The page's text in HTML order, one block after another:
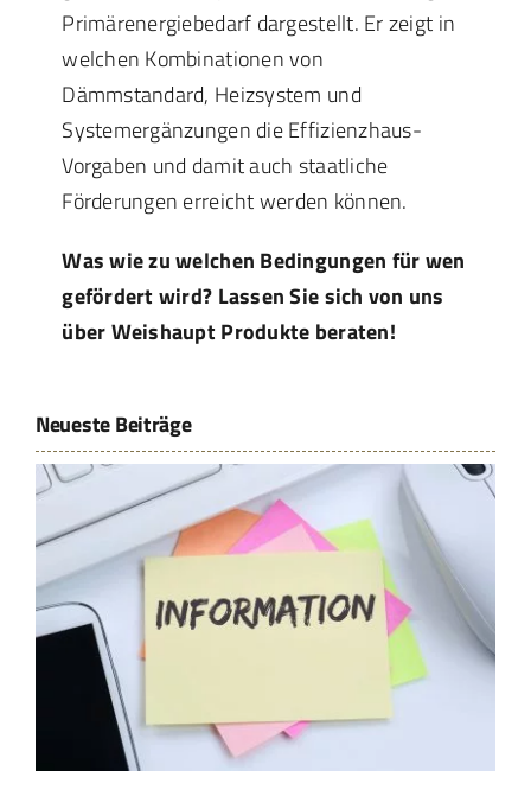
Primärenergiebedarf dargestellt. Er zeigt in
welchen Kombinationen von
Dämmstandard, Heizsystem und
Systemergänzungen die Effizienzhaus-
Vorgaben und damit auch staatliche
Förderungen erreicht werden können.
Was wie zu welchen Bedingungen für wen
gefördert wird? Lassen Sie sich von uns
über Weishaupt Produkte beraten!
Neueste Beiträge